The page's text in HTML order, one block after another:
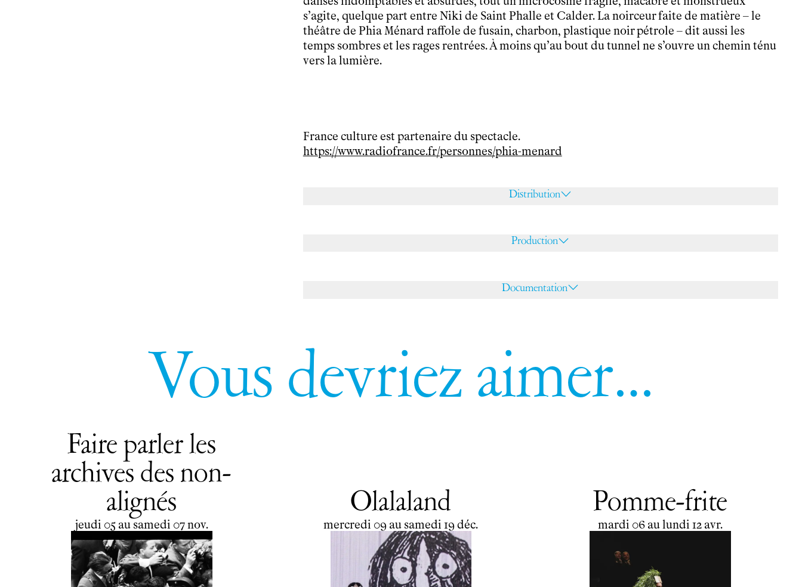
s’agite, quelque part entre Niki de Saint Phalle et Calder. La noirceur faite de matière – le
théâtre de Phia Ménard raffole de fusain, charbon, plastique noir pétrole – dit aussi les
temps sombres et les rages rentrées. À moins qu’au bout du tunnel ne s’ouvre un chemin ténu
vers la lumière.
France culture est partenaire du spectacle.
https://www.radiofrance.fr/personnes/phia-menard
Distribution
Production
Documentation
Vous devriez aimer…
Faire parler les
archives des non-
alignés
du
jeudi
jeudi 05 au au
samedi
samedi 07novembre
nov.
Olalaland
du
mercredi
mercredi 09 au au
samedi
samedi 19 décembre
déc.
Pomme-frite
du
mardi
mardi 06 auau
lundi
lundi 12 avril
avr.
ENFR